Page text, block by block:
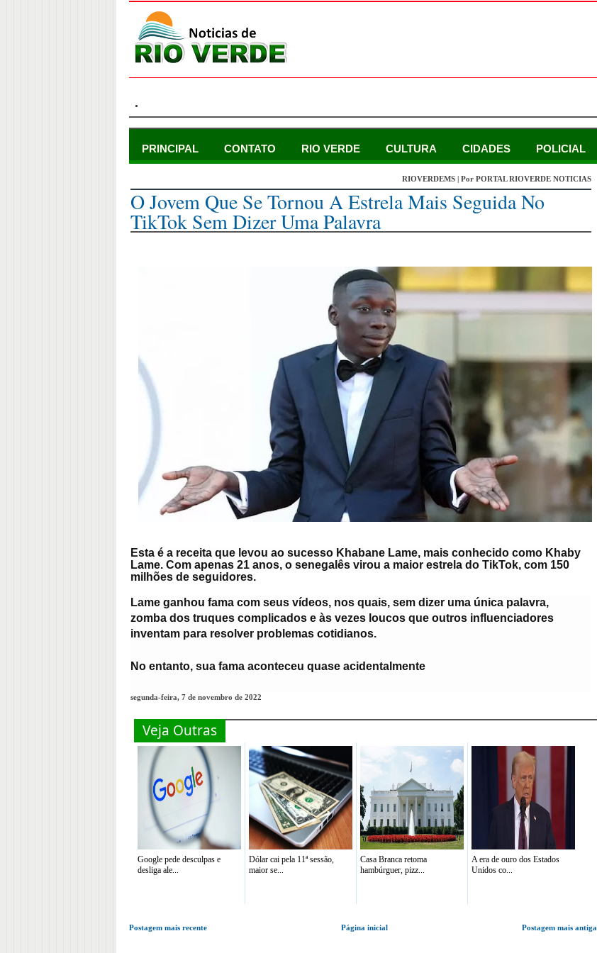
.
PRINCIPAL CONTATO RIO VERDE CULTURA CIDADES POLICIAL
RIOVERDEMS | Por PORTAL RIOVERDE NOTICIAS
O Jovem Que Se Tornou A Estrela Mais Seguida No
TikTok Sem Dizer Uma Palavra
Esta é a receita que levou ao sucesso Khabane Lame, mais conhecido como Khaby
Lame. Com apenas 21 anos, o senegalês virou a maior estrela do TikTok, com 150
milhões de seguidores.
Lame ganhou fama com seus vídeos, nos quais, sem dizer uma única palavra,
zomba dos truques complicados e às vezes loucos que outros influenciadores
inventam para resolver problemas cotidianos.
No entanto, sua fama aconteceu quase acidentalmente
segunda-feira, 7 de novembro de 2022
Veja Outras
Google pede desculpas e
desliga ale...
Dólar cai pela 11ª sessão,
maior se...
Casa Branca retoma
hambúrguer, pizz...
A era de ouro dos Estados
Unidos co...
Postagem mais recente Postagem mais antiga
Página inicial